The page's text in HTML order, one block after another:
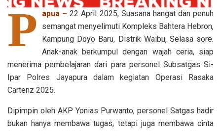
P apua – 22 April 2025, Suasana hangat dan penuh
semangat menyelimuti Kompleks Bahtera Hebron,
Kampung Doyo Baru, Distrik Waibu, Selasa sore.
Anak-anak berkumpul dengan wajah ceria, siap
menerima pembelajaran dari para personel Subsatgas Si-
Ipar Polres Jayapura dalam kegiatan Operasi Rasaka
Cartenz 2025.
Dipimpin oleh AKP Yonias Purwanto, personel Satgas hadir
bukan hanya membawa tugas, tetapi juga membawa cinta